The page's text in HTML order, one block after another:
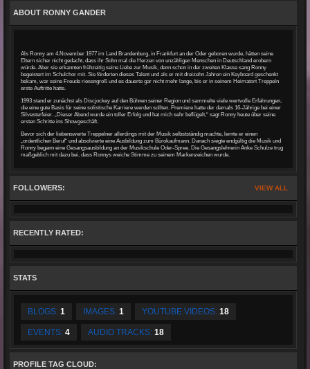
ABOUT RONNY GANDER
Als Ronny am 4.November 1977 im Land Brandenburg, in Frankfurt an der Oder geboren wurde, hätten seine
Eltern sicher nicht gedacht, dass ihr Sohn mal die Herzen von unzähligen Menschen in Deutschland erobern
würde. Aber sie erkannten frühzeitig seine Liebe zur Musik, denn schon in der zweiten Klasse sang Ronny
begeistert im Schulchor mit. Sie förderten dieses Talent und als er mit dreizehn Jahren ein Keyboard geschenkt
bekam, war seine Freude riesengroß und es dauerte gar nicht mehr lange, bis er in seinem Heimatort Treppeln
erste Auftritte hatte.
1993 stand er zunächst als Discjockey auf den Bühnen seiner Region und sammelte viele wertvolle Erfahrungen,
die eine gute Basis für seine solistische Karriere werden sollten. Premiere hatte der damals 16-Jährige bei einer
Silvesterfeier. „Dieser Abend wurde ein toller Erfolg und hat mich sehr beflügelt,“ sagt Ronny heute über seine
ersten Schritte ins Showgeschäft.
Bevor sich der liebenswerte Treppelner allerdings mit der Musik selbstständig machte, lernte er einen
„ordentlichen Beruf“ und absolvierte eine Ausbildung zum Bürokaufmann. Danach siegte endgültig die Musik und
Ronny begann eine Gesangsausbildung an der Musikschule Oder-Spree. Die Gesangslehrerin Anke Schulze trug
maßgeblich mit dazu bei, dass Ronnys weiche Stimme zu seinem Markenzeichen wurde.
VIEW ALL
FOLLOWERS:
RECENTLY RATED:
STATS
BLOGS: 1 IMAGES: 1 YOUTUBE VIDEOS: 18
EVENTS: 4 AUDIO TRACKS: 18
PROFILE TAG CLOUD: